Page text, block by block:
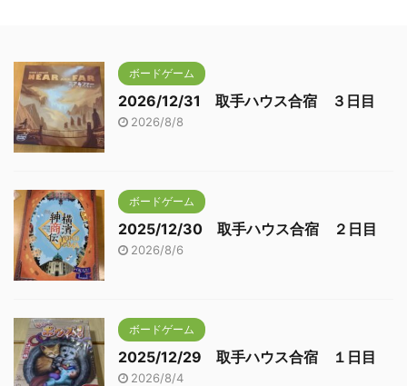
ボードゲーム
2026/12/31 取手ハウス合宿 ３日目
2026/8/8
ボードゲーム
2025/12/30 取手ハウス合宿 ２日目
2026/8/6
ボードゲーム
2025/12/29 取手ハウス合宿 １日目
2026/8/4